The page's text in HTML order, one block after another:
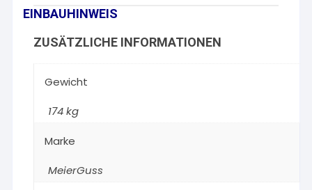
EINBAUHINWEIS
ZUSÄTZLICHE INFORMATIONEN
Gewicht
174 kg
Marke
MeierGuss